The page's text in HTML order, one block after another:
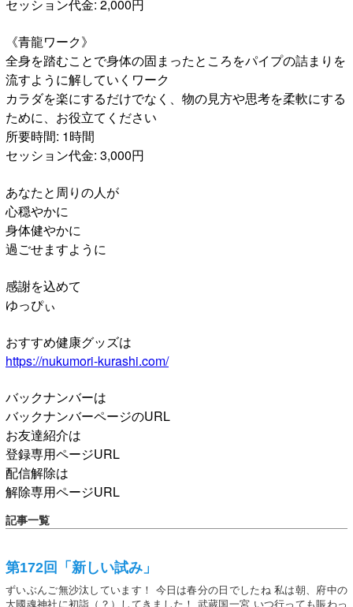
セッション代金: 2,000円
《青龍ワーク》
全身を踏むことで身体の固まったところをパイプの詰まりを
流すように解していくワーク
カラダを楽にするだけでなく、物の見方や思考を柔軟にする
ために、お役立てください
所要時間: 1時間
セッション代金: 3,000円
あなたと周りの人が
心穏やかに
身体健やかに
過ごせますように
感謝を込めて
ゆっぴぃ
おすすめ健康グッズは
https://nukumori-kurashi.com/
バックナンバーは
バックナンバーページのURL
お友達紹介は
登録専用ページURL
配信解除は
解除専用ページURL
記事一覧
第172回「新しい試み」
ずいぶんご無沙汰しています！ 今日は春分の日でしたね 私は朝、府中の
大國魂神社に初詣（？）してきました！ 武蔵国一宮 いつ行っても賑わっ